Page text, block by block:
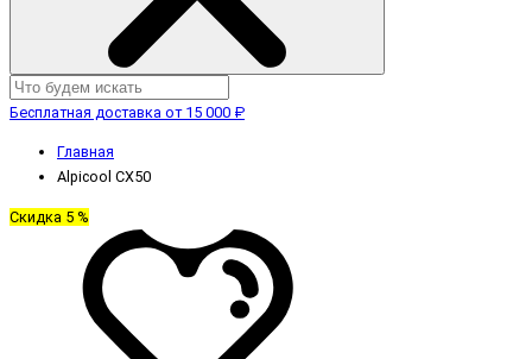
Бесплатная доставка от 15 000 ₽
Главная
Alpicool CX50
Скидка 5 %